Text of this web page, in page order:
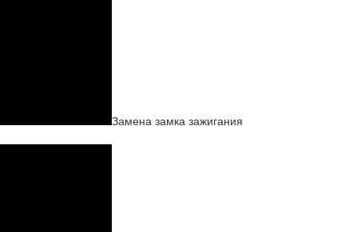
Замена замка зажигания